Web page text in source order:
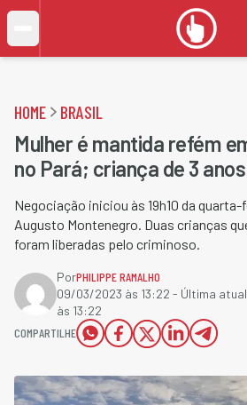
HOME BRASIL
Mulher é mantida refém
no Pará; criança de 3
Negociação iniciou às 19h10 da quarta-
Augusto Montenegro. Duas crianças
foram liberadas pelo criminoso.
PorPHILIPPE RAMALHO
09/03/2023 às 13:22 - Última
às 13:22
COMPARTILHE